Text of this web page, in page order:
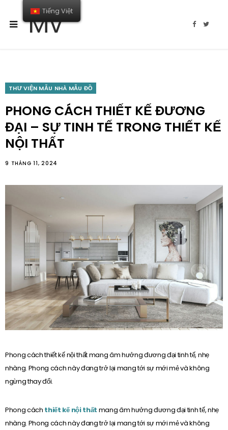
MV
F
T
THƯ VIỆN MẪU NHÀ MẪU ĐỒ
PHONG CÁCH THIẾT KẾ ĐƯƠNG
ĐẠI – SỰ TINH TẾ TRONG THIẾT KẾ
NỘI THẤT
9 THÁNG 11, 2024
Phong cách thiết kế nội thất mang âm hưởng đương đại tinh tế, nhẹ
nhàng. Phong cách này đang trở lại mang tới sự mới mẻ và không
ngừng thay đổi.
Phong cách thiết kế nội thất mang âm hưởng đương đại tinh tế, nhẹ
nhàng. Phong cách này đang trở lại mang tới sự mới mẻ và không
Tiếng Việt